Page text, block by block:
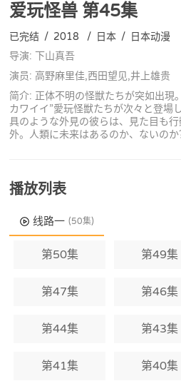
爱玩怪兽 第45集
已完结 / 2018 / 日本 / 日本动漫
导演: 下山真吾
演员: 高野麻里佳,西田望见,井上雄贵
简介: 正体不明の怪獣たちが突如出現
カワイイ”愛玩怪獣たちが次々と登場
具のような外見の彼らは、見た目も
外。人類に未来はあるのか、ないのか
播放列表
线路一 (50集)
第50集 第49集
第47集 第46集
第44集 第43集
第41集 第40集